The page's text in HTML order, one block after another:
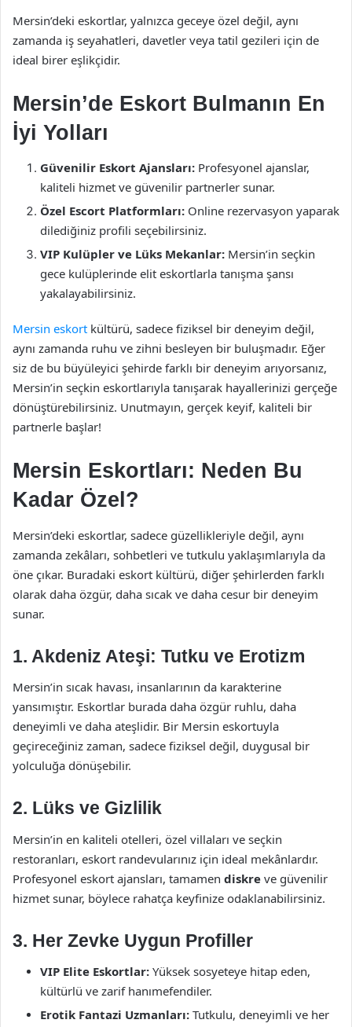
Mersin’deki eskortlar, yalnızca geceye özel değil, aynı
zamanda iş seyahatleri, davetler veya tatil gezileri için de
ideal birer eşlikçidir.
Mersin’de Eskort Bulmanın En
İyi Yolları
Güvenilir Eskort Ajansları: Profesyonel ajanslar,
kaliteli hizmet ve güvenilir partnerler sunar.
Özel Escort Platformları: Online rezervasyon yaparak
dilediğiniz profili seçebilirsiniz.
VIP Kulüpler ve Lüks Mekanlar: Mersin’in seçkin
gece kulüplerinde elit eskortlarla tanışma şansı
yakalayabilirsiniz.
Mersin eskort kültürü, sadece fiziksel bir deneyim değil,
aynı zamanda ruhu ve zihni besleyen bir buluşmadır. Eğer
siz de bu büyüleyici şehirde farklı bir deneyim arıyorsanız,
Mersin’in seçkin eskortlarıyla tanışarak hayallerinizi gerçeğe
dönüştürebilirsiniz. Unutmayın, gerçek keyif, kaliteli bir
partnerle başlar!
Mersin Eskortları: Neden Bu
Kadar Özel?
Mersin’deki eskortlar, sadece güzellikleriyle değil, aynı
zamanda zekâları, sohbetleri ve tutkulu yaklaşımlarıyla da
öne çıkar. Buradaki eskort kültürü, diğer şehirlerden farklı
olarak daha özgür, daha sıcak ve daha cesur bir deneyim
sunar.
1. Akdeniz Ateşi: Tutku ve Erotizm
Mersin’in sıcak havası, insanlarının da karakterine
yansımıştır. Eskortlar burada daha özgür ruhlu, daha
deneyimli ve daha ateşlidir. Bir Mersin eskortuyla
geçireceğiniz zaman, sadece fiziksel değil, duygusal bir
yolculuğa dönüşebilir.
2. Lüks ve Gizlilik
Mersin’in en kaliteli otelleri, özel villaları ve seçkin
restoranları, eskort randevularınız için ideal mekânlardır.
Profesyonel eskort ajansları, tamamen diskre ve güvenilir
hizmet sunar, böylece rahatça keyfinize odaklanabilirsiniz.
3. Her Zevke Uygun Profiller
VIP Elite Eskortlar: Yüksek sosyeteye hitap eden,
kültürlü ve zarif hanımefendiler.
Erotik Fantazi Uzmanları: Tutkulu, deneyimli ve her